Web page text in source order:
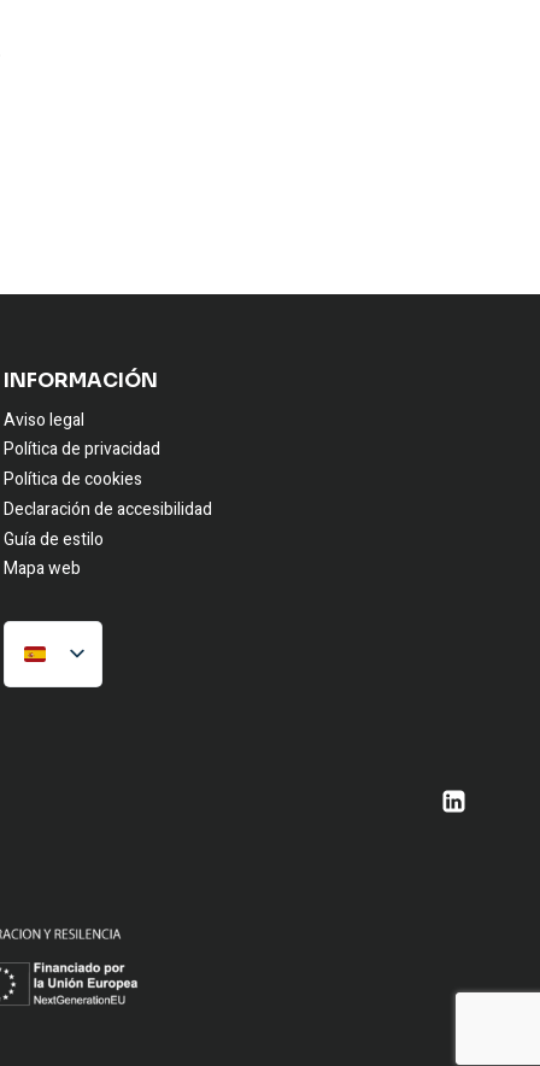
INFORMACIÓN
Aviso legal
Política de privacidad
Política de cookies
Declaración de accesibilidad
Guía de estilo
Mapa web